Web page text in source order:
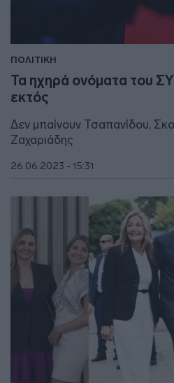
ΠΟΛΙΤΙΚΗ
Τα ηχηρά ονόματα του
εκτός
Δεν μπαίνουν Τσαπανίδου,
Ζαχαριάδης
26.06.2023 - 15:31